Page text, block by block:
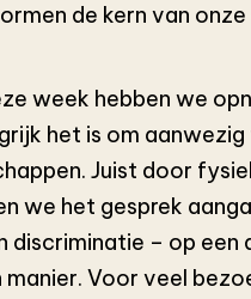
de kern van onze
week hebben we
het is om aanwezig
Juist door
we het gesprek
discriminatie – op een
Voor veel